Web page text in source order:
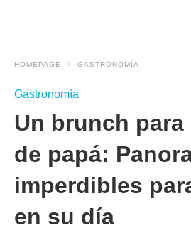
HOMEPAGE GASTRONOMÍA
Gastronomía
Un brunch
de papá:
imperdibles
en su día